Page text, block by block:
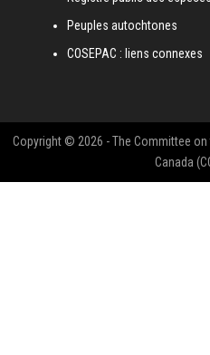
Peuples autochtones
COSEPAC : liens connexes
Copyright © 2026 - The Committee
Canada